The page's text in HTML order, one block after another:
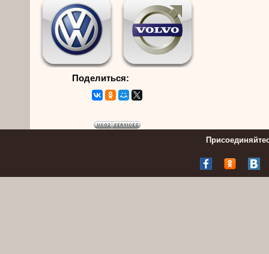
Поделиться: